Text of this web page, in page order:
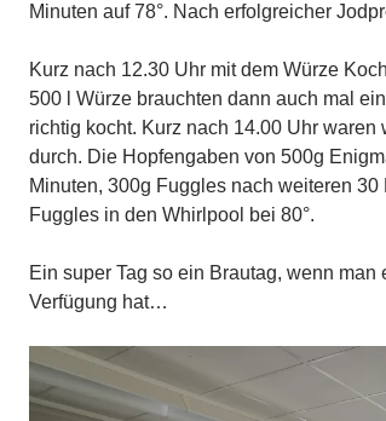
Minuten auf 78°. Nach erfolgreicher
Kurz nach 12.30 Uhr mit dem Würze
500 l Würze brauchten dann auch mal
richtig kocht. Kurz nach 14.00 Uhr waren
durch. Die Hopfengaben von 500g
Minuten, 300g Fuggles nach weiteren 30
Fuggles in den Whirlpool bei 80°.
Ein super Tag so ein Brautag, wenn man
Verfügung hat…